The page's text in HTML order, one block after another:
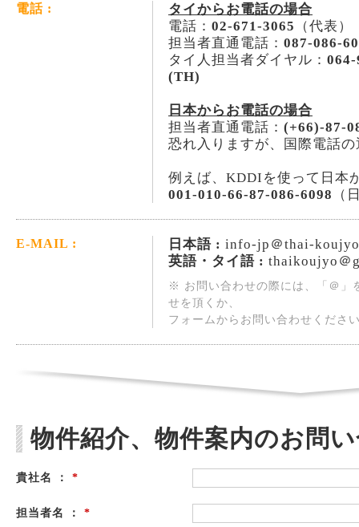
電話 :
タイからお電話の場合
電話： 02-671-3065 （代表）
担当者直通電話： 087-086-
タイ人担当者ダイヤル：
(TH)
日本からお電話の場合
担当者直通電話： (+66)-87-
恐れ入りますが、国際電話
例えば、KDDIを使って日本
001-010-66-87-086-6098 （
E-MAIL : 日本語 : info-jp＠thai-
英語・タイ語 : thaikoujyo＠
※ お問い合わせの際には、「＠」
せを頂くか、
フォームからお問い合わせくださ
物件紹介、物件案内のお問
貴社名 ： *
担当者名 ： *